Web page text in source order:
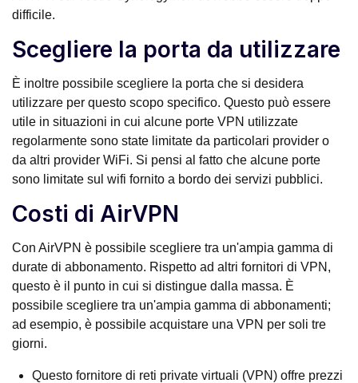
difficile.
Scegliere la porta da utilizzare
È inoltre possibile scegliere la porta che si desidera
utilizzare per questo scopo specifico. Questo può essere
utile in situazioni in cui alcune porte VPN utilizzate
regolarmente sono state limitate da particolari provider o
da altri provider WiFi. Si pensi al fatto che alcune porte
sono limitate sul wifi fornito a bordo dei servizi pubblici.
Costi di AirVPN
Con AirVPN è possibile scegliere tra un'ampia gamma di
durate di abbonamento. Rispetto ad altri fornitori di VPN,
questo è il punto in cui si distingue dalla massa. È
possibile scegliere tra un'ampia gamma di abbonamenti;
ad esempio, è possibile acquistare una VPN per soli tre
giorni.
Questo fornitore di reti private virtuali (VPN) offre prezzi